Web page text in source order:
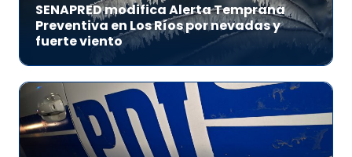
SENAPRED modifica Alerta Temprana
Preventiva en Los Ríos por nevadas y
fuerte viento